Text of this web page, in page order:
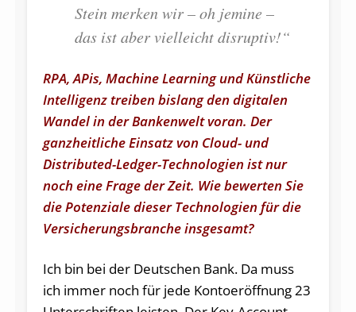
Stein merken wir – oh jemine –
das ist aber vielleicht disruptiv!“
RPA, APis, Machine Learning und Künstliche
Intelligenz treiben bislang den digitalen
Wandel in der Bankenwelt voran. Der
ganzheitliche Einsatz von Cloud- und
Distributed-Ledger-Technologien ist nur
noch eine Frage der Zeit. Wie bewerten Sie
die Potenziale dieser Technologien für die
Versicherungsbranche insgesamt?
Ich bin bei der Deutschen Bank. Da muss
ich immer noch für jede Kontoeröffnung 23